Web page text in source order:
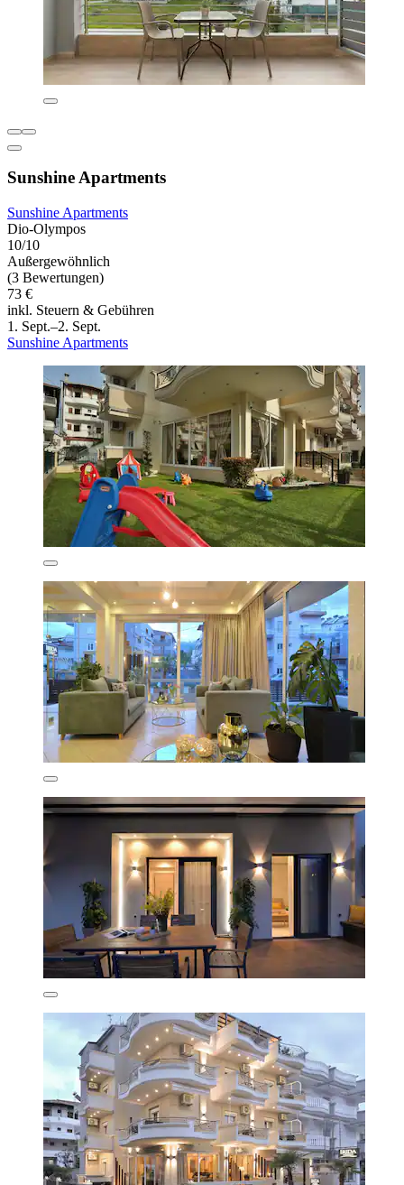
Sunshine Apartments
Sunshine Apartments
Dio-Olympos
10/10
Außergewöhnlich
(3 Bewertungen)
73 €
inkl. Steuern & Gebühren
1. Sept.–2. Sept.
Sunshine Apartments